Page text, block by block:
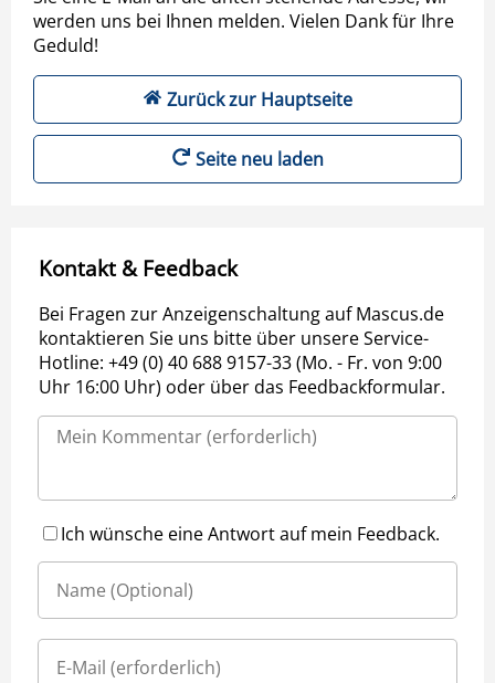
werden uns bei Ihnen melden. Vielen Dank für Ihre
Geduld!
Zurück zur Hauptseite
Seite neu laden
Kontakt & Feedback
Bei Fragen zur Anzeigenschaltung auf Mascus.de
kontaktieren Sie uns bitte über unsere Service-
Hotline: +49 (0) 40 688 9157-33 (Mo. - Fr. von 9:00
Uhr 16:00 Uhr) oder über das Feedbackformular.
Ich wünsche eine Antwort auf mein Feedback.